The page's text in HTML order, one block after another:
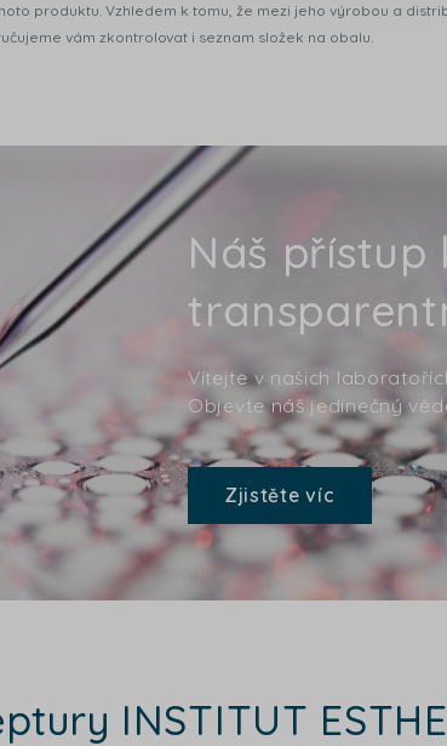
produktu. Vzhledem k tomu, že mezi jeho výrobou a
vám zkontrolovat i seznam složek na obalu.
Náš přístup
Vítejte v našich
Objevte náš jedinečný
Zjistěte víc
INSTITUT